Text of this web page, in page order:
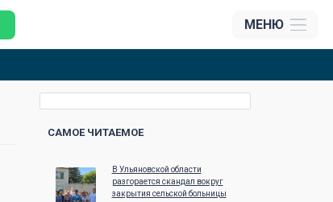
МЕНЮ
Сентябрь 2022
САМОЕ ЧИТАЕМОЕ
В Ульяновской области
разгорается скандал вокруг
закрытия сельской больницы